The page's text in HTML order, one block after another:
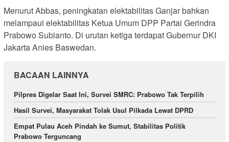
Menurut Abbas, peningkatan elektabilitas Ganjar bahkan
melampaui elektabilitas Ketua Umum DPP Partai Gerindra
Prabowo Subianto. Di urutan ketiga terdapat Gubernur DKI
Jakarta Anies Baswedan.
BACAAN LAINNYA
Pilpres Digelar Saat Ini, Survei SMRC: Prabowo Tak Terpilih
Hasil Survei, Masyarakat Tolak Usul Pilkada Lewat DPRD
Empat Pulau Aceh Pindah ke Sumut, Stabilitas Politik
Prabowo Terguncang